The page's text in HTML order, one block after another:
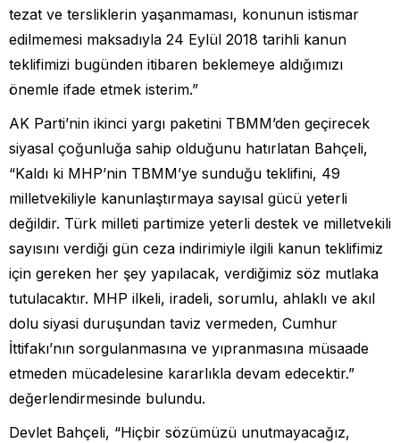
tezat ve tersliklerin yaşanmaması, konunun istismar
edilmemesi maksadıyla 24 Eylül 2018 tarihli kanun
teklifimizi bugünden itibaren beklemeye aldığımızı
önemle ifade etmek isterim.”
AK Parti’nin ikinci yargı paketini TBMM’den geçirecek
siyasal çoğunluğa sahip olduğunu hatırlatan Bahçeli,
“Kaldı ki MHP’nin TBMM’ye sunduğu teklifini, 49
milletvekiliyle kanunlaştırmaya sayısal gücü yeterli
değildir. Türk milleti partimize yeterli destek ve milletvekili
sayısını verdiği gün ceza indirimiyle ilgili kanun teklifimiz
için gereken her şey yapılacak, verdiğimiz söz mutlaka
tutulacaktır. MHP ilkeli, iradeli, sorumlu, ahlaklı ve akıl
dolu siyasi duruşundan taviz vermeden, Cumhur
İttifakı’nın sorgulanmasına ve yıpranmasına müsaade
etmeden mücadelesine kararlıkla devam edecektir.”
değerlendirmesinde bulundu.
Devlet Bahçeli, “Hiçbir sözümüzü unutmayacağız,